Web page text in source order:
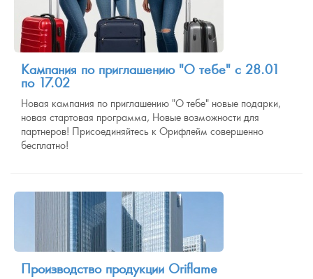
Кампания по приглашению "О тебе" с 28.01
по 17.02
Новая кампания по приглашению "О тебе" новые подарки,
новая стартовая программа, Новые возможности для
партнеров! Присоединяйтесь к Орифлейм совершенно
бесплатно!
Производство продукции Oriflame